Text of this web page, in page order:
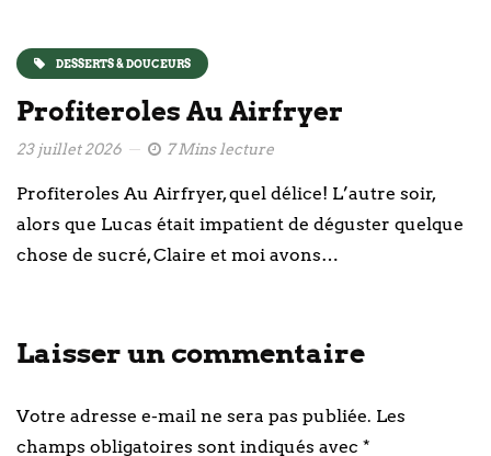
DESSERTS & DOUCEURS
Profiteroles Au Airfryer
23 juillet 2026 7 Mins lecture
Profiteroles Au Airfryer, quel délice! L’autre soir,
alors que Lucas était impatient de déguster quelque
chose de sucré, Claire et moi avons…
Laisser un commentaire
Votre adresse e-mail ne sera pas publiée. Les
champs obligatoires sont indiqués avec *